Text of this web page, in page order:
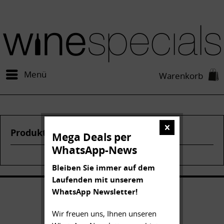
Menü Warenkorb
Produkte von Krug
Mega Deals per
WhatsApp-News
Bleiben Sie immer auf dem
Laufenden mit unserem
WhatsApp Newsletter!
Wir freuen uns, Ihnen unseren